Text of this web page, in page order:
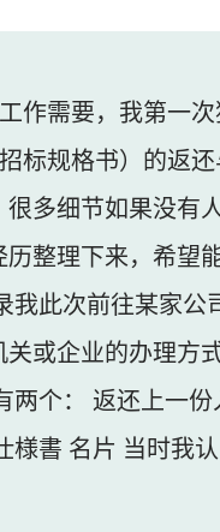
作需要，我第一
标规格书）的返
多细节如果没有
历整理下来，希望
我此次前往某家
或企业的办理方
两个： 返还上一
様書 名片 当时我